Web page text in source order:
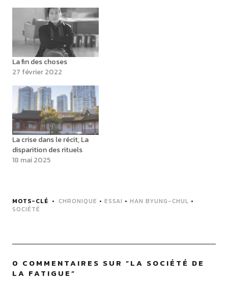
La fin des choses
27 février 2022
La crise dans le récit, La
disparition des rituels
18 mai 2025
MOTS-CLÉ CHRONIQUE • ESSAI • HAN BYUNG-CHUL •
SOCIÉTÉ
0 COMMENTAIRES SUR “LA SOCIÉTÉ DE
LA FATIGUE”